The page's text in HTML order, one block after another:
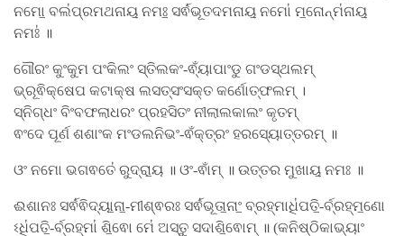
ନମୋ॒ ବଲ॑ପ୍ରମଥନାୟ॒ ନମଃ॒ ସର୍ଵ॑ଭୂତଦମନାୟ॒ ନମୋ॑ ମ॒ନୋନ୍ମ॑ନାୟ॒
ନମଃ॑ ॥
ଗୌରଂ କୁଂକୁମ ପଂକିଲଂ ସ୍ତିଲକଂ-ଵ୍ୟାଁପାଂଡୁ ଗଂଡସ୍ଥଲମ୍
ଭ୍ରୂଵିକ୍ଷେପ କଟାକ୍ଷ ଲସତ୍ସଂସକ୍ତ କର୍ଣୋତ୍ଫଲମ୍ ।
ସ୍ନିଗ୍ଧଂ ବିଂବଫଲାଧରଂ ପ୍ରହସିତଂ ନୀଲାଲକାଲଂ କୃତମ୍
ଵଂଦେ ପୂର୍ଣ ଶଶାଂକ ମଂଡଲନିଭଂ-ଵଁକ୍ତ୍ରଂ ହରସ୍ୟୋତ୍ତରମ୍ ॥
ଓଂ ନମୋ ଭଗଵତେ॑ ରୁଦ୍ରା॒ୟ ॥ ଓଂ-ଵାଁମ୍ ॥ ଉତ୍ତର ମୁଖାୟ॒ ନମଃ ॥
ଈଶାନଃ ସର୍ଵ॑ଵିଦ୍ୟା॒ନା॒-ମୀଶ୍ଵରଃ ସର୍ଵ॑ଭୂତା॒ନାଂ॒ ବ୍ରହ୍ମାଧି॑ପତି॒-ର୍ବ୍ରହ୍ମ॒ଣୋ
ଽଧି॑ପତି॒-ର୍ବ୍ରହ୍ମା॑ ଶି॒ଵୋ ମେ॑ ଅସ୍ତୁ ସଦାଶି॒ଵୋମ୍ ॥ (କନିଷ୍ଠିକାଭ୍ୟାଂ